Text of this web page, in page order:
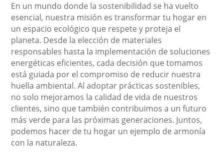
En un mundo donde la sostenibilidad se ha vuelto
esencial, nuestra misión es transformar tu hogar en
un espacio ecológico que respete y proteja el
planeta. Desde la elección de materiales
responsables hasta la implementación de soluciones
energéticas eficientes, cada decisión que tomamos
está guiada por el compromiso de reducir nuestra
huella ambiental. Al adoptar prácticas sostenibles,
no solo mejoramos la calidad de vida de nuestros
clientes, sino que también contribuimos a un futuro
más verde para las próximas generaciones. Juntos,
podemos hacer de tu hogar un ejemplo de armonía
con la naturaleza.